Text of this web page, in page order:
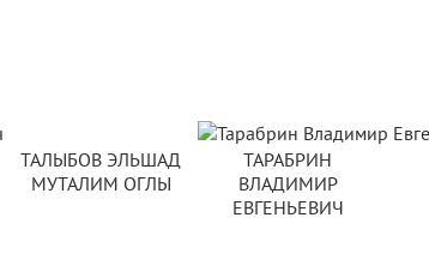
ТАЛЫБОВ ЭЛЬШАД
МУТАЛИМ ОГЛЫ
ТАРАБРИН
ВЛАДИМИР
ЕВГЕНЬЕВИЧ